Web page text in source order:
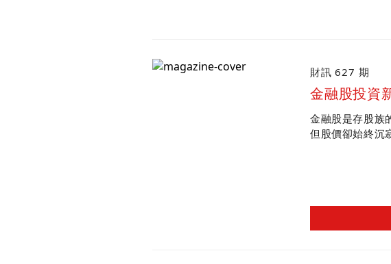
財訊 627 期
金融股投資
金融股是存股族
但股價卻始終沉